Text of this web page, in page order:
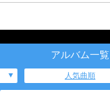
アルバム一覧
人気曲順